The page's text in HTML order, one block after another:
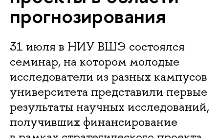
прогнозирования
31 июля в НИУ ВШЭ состоялся
семинар, на котором молодые
исследователи из разных кампусов
университета представили первые
результаты научных исследований,
получивших финансирование